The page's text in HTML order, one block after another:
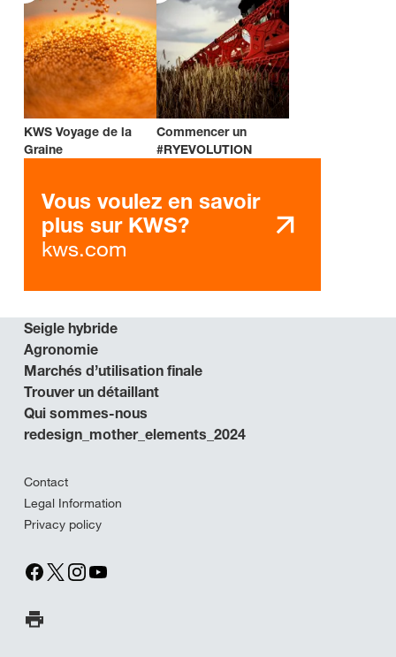
KWS Voyage de la
Graine
Commencer un
#RYEVOLUTION
Vous voulez en savoir
plus sur KWS?
kws.com
Seigle hybride
Agronomie
Marchés d’utilisation finale
Trouver un détaillant
Qui sommes-nous
redesign_mother_elements_2024
Contact
Legal Information
Privacy policy
Imprimer la page